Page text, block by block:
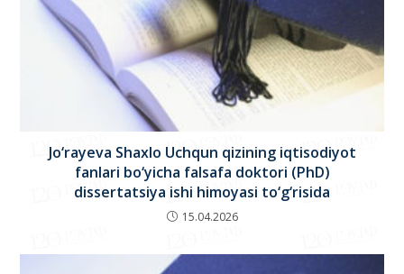
Jo‘rayeva Shaxlo Uchqun qizining iqtisodiyot
fanlari bo‘yicha falsafa doktori (PhD)
dissertatsiya ishi himoyasi to‘g‘risida
15.04.2026